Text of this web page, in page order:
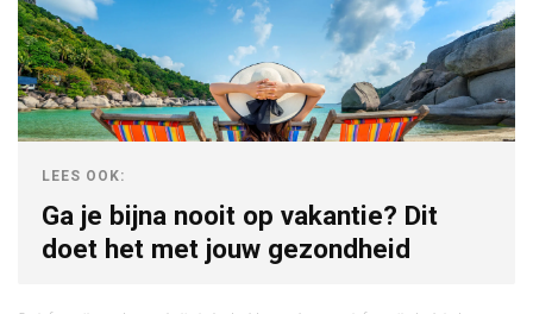
LEES OOK:
Ga je bijna nooit op vakantie? Dit
doet het met jouw gezondheid